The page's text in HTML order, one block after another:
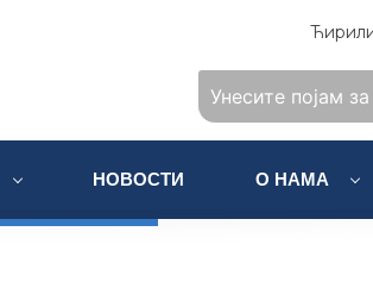
НОВОСТИ О НАМА